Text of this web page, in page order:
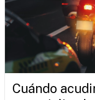
Cuándo